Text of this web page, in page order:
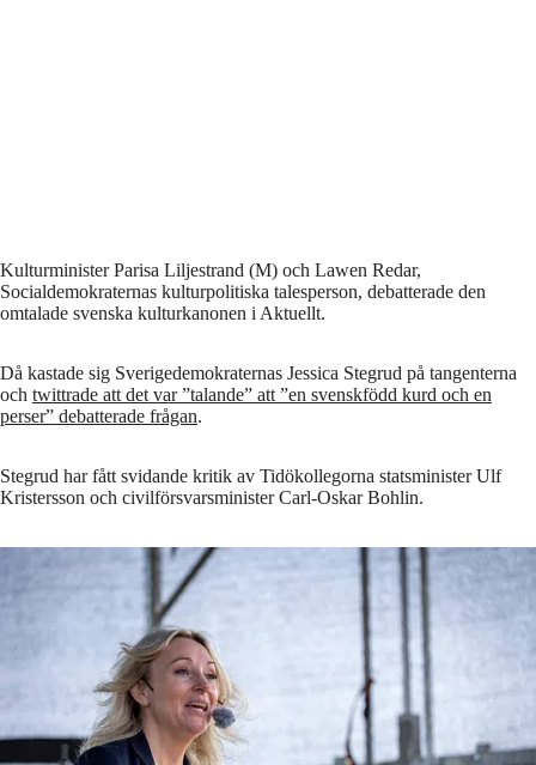
Kulturminister Parisa Liljestrand (M) och Lawen Redar,
Socialdemokraternas kulturpolitiska talesperson, debatterade den
omtalade svenska kulturkanonen i Aktuellt.
Då kastade sig Sverigedemokraternas Jessica Stegrud på tangenterna
och twittrade att det var ”talande” att ”en svenskfödd kurd och en
perser” debatterade frågan.
Stegrud har fått svidande kritik av Tidökollegorna statsminister Ulf
Kristersson och civilförsvarsminister Carl-Oskar Bohlin.